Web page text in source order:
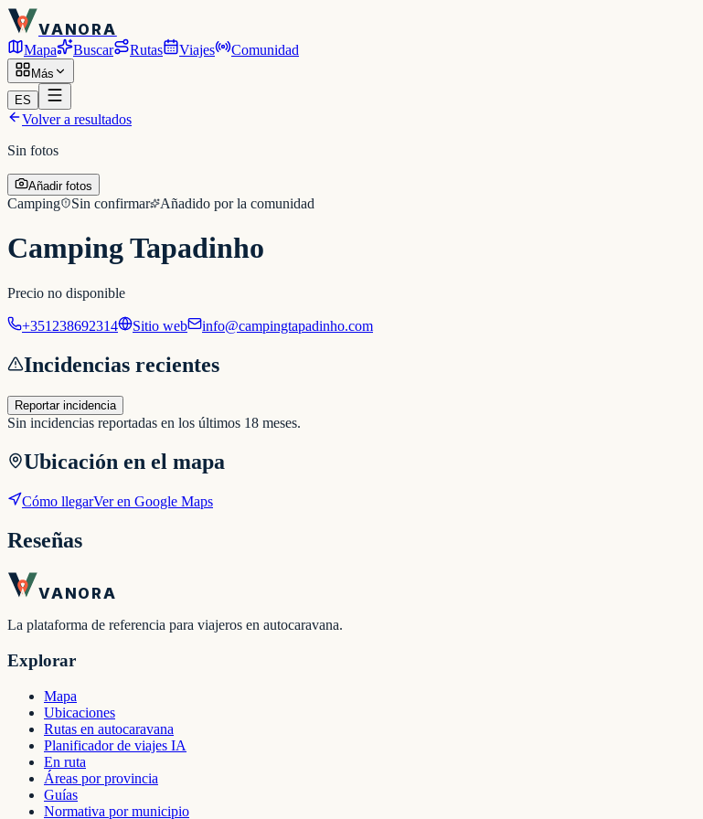
VANORA
Mapa Buscar Rutas Viajes Comunidad
Más
ES
Volver a resultados
Sin fotos
Añadir fotos
Camping Sin confirmar Añadido por la comunidad
Camping Tapadinho
Precio no disponible
+351238692314 Sitio web info@campingtapadinho.com
Incidencias recientes
Reportar incidencia
Sin incidencias reportadas en los últimos 18 meses.
Ubicación en el mapa
Cómo llegarVer en Google Maps
Reseñas
VANORA
La plataforma de referencia para viajeros en autocaravana.
Explorar
Mapa
Ubicaciones
Rutas en autocaravana
Planificador de viajes IA
En ruta
Áreas por provincia
Guías
Normativa por municipio